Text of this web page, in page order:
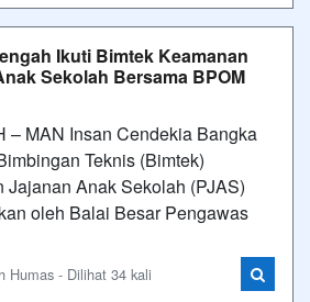
Ikuti Bimtek Keamanan
Sekolah Bersama BPOM
– MAN Insan Cendekia Bangka
Teknis (Bimtek)
Jajanan Anak Sekolah (PJAS)
oleh Balai Besar Pengawas
Humas - Dilihat 34 kali